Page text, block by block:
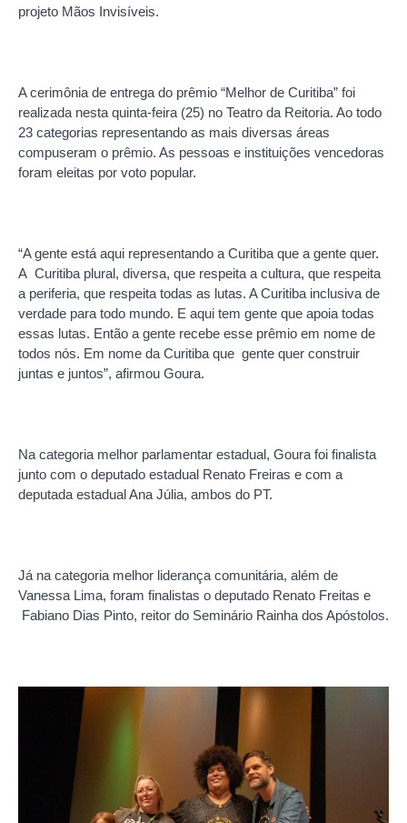
projeto Mãos Invisíveis.
A cerimônia de entrega do prêmio “Melhor de Curitiba” foi
realizada nesta quinta-feira (25) no Teatro da Reitoria. Ao todo
23 categorias representando as mais diversas áreas
compuseram o prêmio. As pessoas e instituições vencedoras
foram eleitas por voto popular.
“A gente está aqui representando a Curitiba que a gente quer.
A Curitiba plural, diversa, que respeita a cultura, que respeita
a periferia, que respeita todas as lutas. A Curitiba inclusiva de
verdade para todo mundo. E aqui tem gente que apoia todas
essas lutas. Então a gente recebe esse prêmio em nome de
todos nós. Em nome da Curitiba que gente quer construir
juntas e juntos”, afirmou Goura.
Na categoria melhor parlamentar estadual, Goura foi finalista
junto com o deputado estadual Renato Freiras e com a
deputada estadual Ana Júlia, ambos do PT.
Já na categoria melhor liderança comunitária, além de
Vanessa Lima, foram finalistas o deputado Renato Freitas e
Fabiano Dias Pinto, reitor do Seminário Rainha dos Apóstolos.